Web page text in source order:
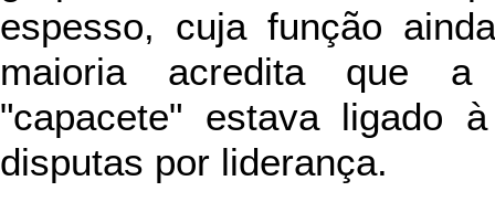
espesso, cuja função
maioria acredita que a
"capacete" estava ligado
disputas por liderança.